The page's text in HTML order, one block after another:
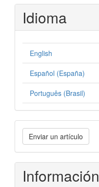
Idioma
English
Español (España)
Português (Brasil)
Enviar
un
artículo
Enviar un artículo
Información